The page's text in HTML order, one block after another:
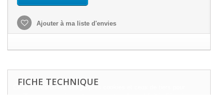
Ajouter à ma liste d'envies
FICHE TECHNIQUE
Ce site Web utilise ses propres cookies et ceux de tiers pour